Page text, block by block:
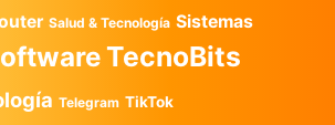
Salud & Tecnología Sistemas
TecnoBits
Telegram TikTok